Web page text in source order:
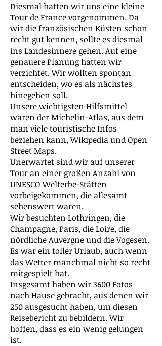
Diesmal hatten wir uns eine kleine
Tour de France vorgenommen. Da
wir die französischen Küsten schon
recht gut kennen, sollte es diesmal
ins Landesinnere gehen. Auf eine
genauere Planung hatten wir
verzichtet. Wir wollten spontan
entscheiden, wo es als nächstes
hinegehen soll.
Unsere wichtigsten Hilfsmittel
waren der Michelin-Atlas, aus dem
man viele touristische Infos
beziehen kann, Wikipedia und Open
Street Maps.
Unerwartet sind wir auf unserer
Tour an einer großen Anzahl von
UNESCO Welterbe-Stätten
vorbeigekommen, die allesamt
sehenswert waren.
Wir besuchten Lothringen, die
Champagne, Paris, die Loire, die
nördliche Auvergne und die Vogesen.
Es war ein toller Urlaub, auch wenn
das Wetter manchmal nicht so recht
mitgespielt hat.
Insgesamt haben wir 3600 Fotos
nach Hause gebracht, aus denen wir
250 ausgesucht haben, um diesen
Reisebericht zu bebildern. Wir
hoffen, dass es ein wenig gelungen
ist.